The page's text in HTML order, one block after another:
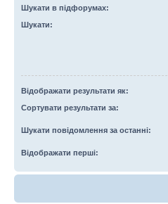
Шукати в підфорумах:
Шукати:
Відображати результати як:
Сортувати результати за:
Шукати повідомлення за останні:
Відображати перші: